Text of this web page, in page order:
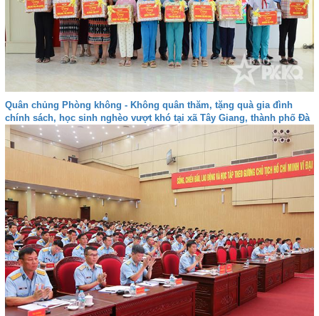
Quân chủng Phòng không - Không quân thăm, tặng quà gia đình
chính sách, học sinh nghèo vượt khó tại xã Tây Giang, thành phố Đà
nẵng